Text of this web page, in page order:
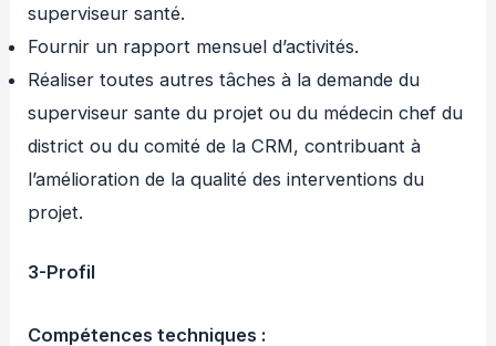
superviseur santé.
Fournir un rapport mensuel d’activités.
Réaliser toutes autres tâches à la demande du
superviseur sante du projet ou du médecin chef du
district ou du comité de la CRM, contribuant à
l’amélioration de la qualité des interventions du
projet.
3-Profil
Compétences techniques :